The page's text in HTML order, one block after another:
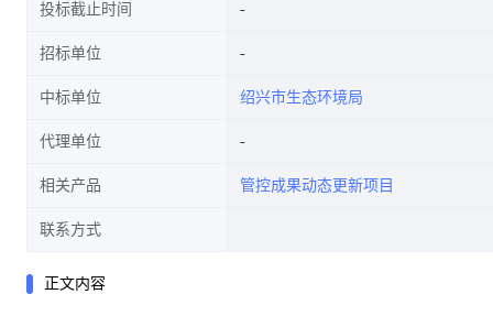
投标截止时间
招标单位
中标单位 绍兴市生态环境局
代理单位
相关产品 管控成果动态更新项目
联系方式
正文内容